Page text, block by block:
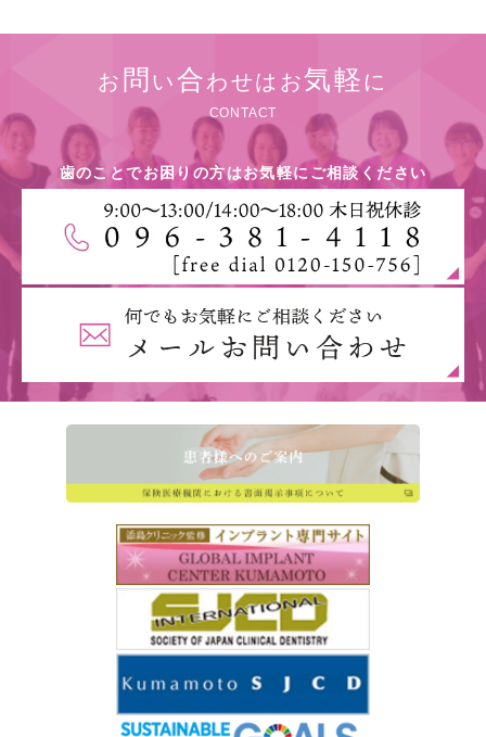
お 問 い合わせはお気軽 に
CONTACT
歯のことでお困りの方はお気軽にご相談ください